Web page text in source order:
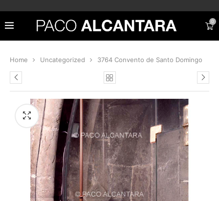
0
Home Uncategorized 3764 Convento de Santo Domingo